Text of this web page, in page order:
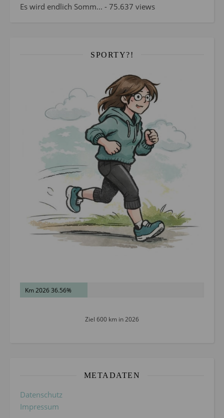
Es wird endlich Somm... - 75.637 views
SPORTY?!
Km 2026 36.56%
Ziel 600 km in 2026
METADATEN
Datenschutz
Impressum